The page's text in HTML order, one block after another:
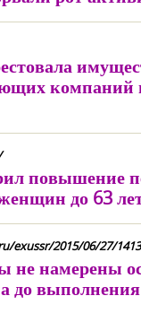
компаний
повышение
до 63
exussr/2015/06/27/
не намерены
до